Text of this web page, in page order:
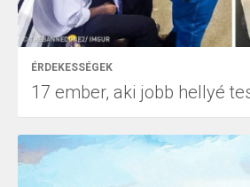
ÉRDEKESSÉGEK
17 ember, aki jobb hellyé